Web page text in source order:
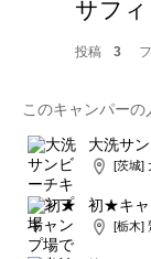
サフィ
投稿 3
このキャンパーの
大洗サ
[茨城]
初★キャ
[栃木]